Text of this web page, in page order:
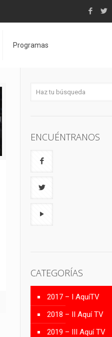
Programas
ENCUÉNTRANOS
CATEGORÍAS
2017 – I AquíTV
2018 – II Aquí TV
2019 – III Aquí TV